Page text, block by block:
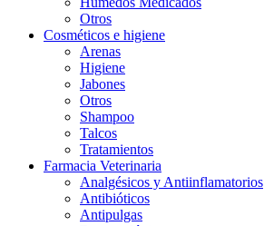
Otros
Cosméticos e higiene
Arenas
Higiene
Jabones
Otros
Shampoo
Talcos
Tratamientos
Farmacia Veterinaria
Analgésicos y Antiinflamatorios
Antibióticos
Antipulgas